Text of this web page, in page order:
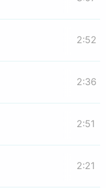
2:52
2:36
2:51
2:21